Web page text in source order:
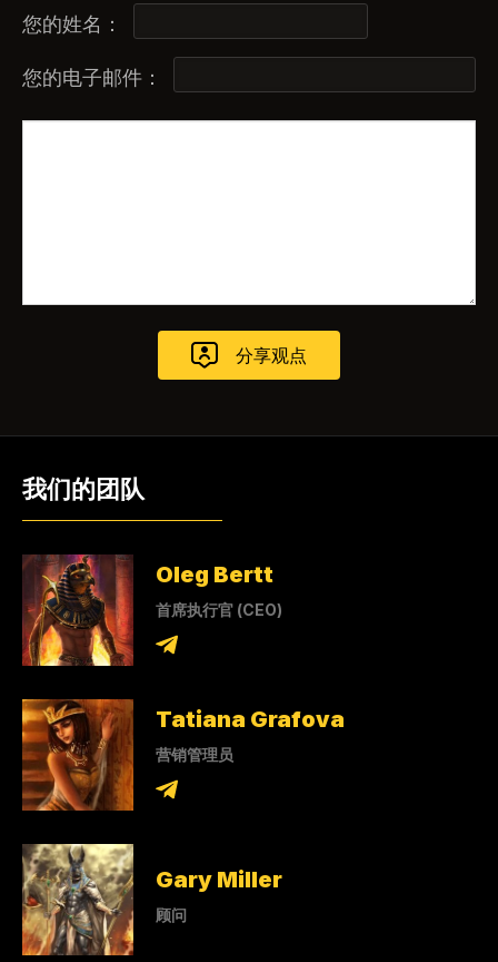
您的姓名：
您的电子邮件：
我们的团队
Oleg Bertt
首席执行官 (CEO)
Tatiana Grafova
营销管理员
Gary Miller
顾问